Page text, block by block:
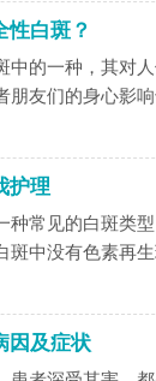
性白斑？
中的一种，其对
朋友们的身心影
护理
种常见的白斑类
斑中没有色素再
因及症状